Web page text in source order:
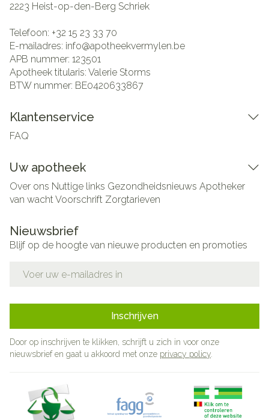
2223 Heist-op-den-Berg Schriek
Telefoon: +32 15 23 33 70
E-mailadres: info@apotheekvermylen.be
APB nummer: 123501
Apotheek titularis: Valerie Storms
BTW nummer: BE0420633867
Klantenservice
FAQ
Uw apotheek
Over ons Nuttige links Gezondheidsnieuws Apotheker
van wachtVoorschrift Zorgtarieven
Nieuwsbrief
Blijf op de hoogte van nieuwe producten en promoties
Inschrijven
Door op inschrijven te klikken, schrijft u zich in voor onze
nieuwsbrief en gaat u akkoord met onze privacy policy